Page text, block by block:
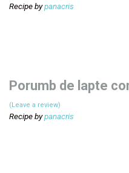
Recipe bypanacris
Porumb de lapte
(Leave a review)
Recipe bypanacris